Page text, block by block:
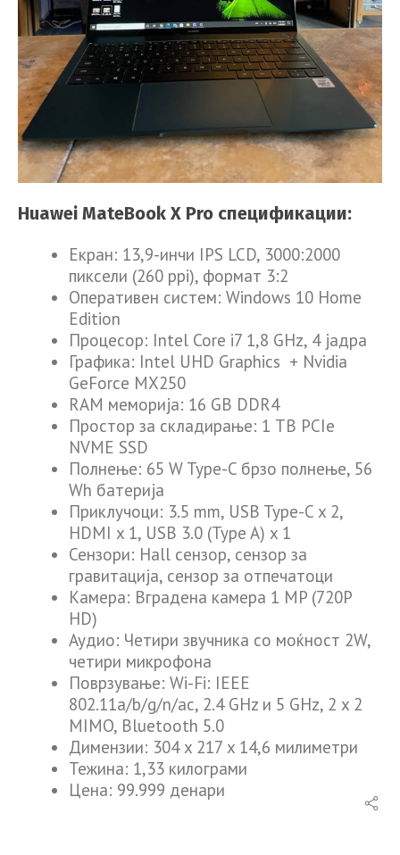
Huawei MateBook X Pro спецификации:
Екран: 13,9-инчи IPS LCD, 3000:2000
пиксели (260 ppi), формат 3:2
Оперативен систем: Windows 10 Home
Edition
Процесор: Intel Core i7 1,8 GHz, 4 јадра
Графика: Intel UHD Graphics + Nvidia
GeForce MX250
RAM меморија: 16 GB DDR4
Простор за складирање: 1 ТB PCIe
NVME SSD
Полнење: 65 W Type-C брзо полнење, 56
Wh батерија
Приклучоци: 3.5 mm, USB Type-C x 2,
HDMI x 1, USB 3.0 (Type A) x 1
Сензори: Hall сензор, сензор за
гравитација, сензор за отпечатоци
Камера: Вградена камера 1 MP (720P
HD)
Аудио: Четири звучника со моќност 2W,
четири микрофона
Поврзување: Wi-Fi: IEEE
802.11a/b/g/n/ac, 2.4 GHz и 5 GHz, 2 x 2
MIMO, Bluetooth 5.0
Димензии: 304 x 217 x 14,6 милиметри
Тежина: 1,33 килограми
Цена: 99.999 денари